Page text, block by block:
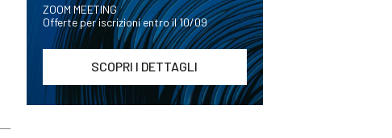
ZOOM MEETING
Offerte per iscrizioni entro il 10/09
SCOPRI I DETTAGLI